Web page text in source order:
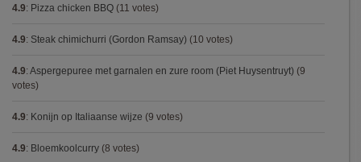
4.9: Pizza chicken BBQ (11 votes)
4.9: Steak chimichurri (Gordon Ramsay) (10 votes)
4.9: Aspergepuree met garnalen en zure room (Piet Huysentruyt) (9
votes)
4.9: Konijn op Italiaanse wijze (9 votes)
4.9: Bloemkoolcurry (8 votes)